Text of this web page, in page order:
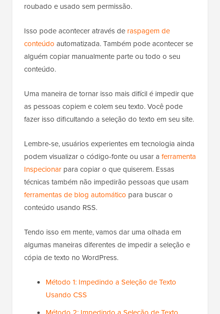
roubado e usado sem permissão.
Isso pode acontecer através de raspagem de
conteúdo automatizada. Também pode acontecer se
alguém copiar manualmente parte ou todo o seu
conteúdo.
Uma maneira de tornar isso mais difícil é impedir que
as pessoas copiem e colem seu texto. Você pode
fazer isso dificultando a seleção do texto em seu site.
Lembre-se, usuários experientes em tecnologia ainda
podem visualizar o código-fonte ou usar a ferramenta
Inspecionar para copiar o que quiserem. Essas
técnicas também não impedirão pessoas que usam
ferramentas de blog automático para buscar o
conteúdo usando RSS.
Tendo isso em mente, vamos dar uma olhada em
algumas maneiras diferentes de impedir a seleção e
cópia de texto no WordPress.
Método 1: Impedindo a Seleção de Texto
Usando CSS